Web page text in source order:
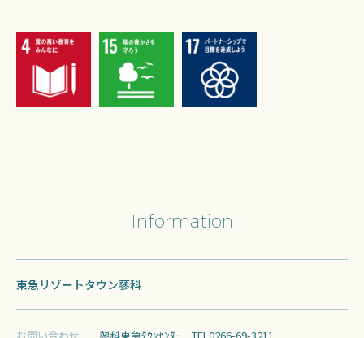
Information
東急リゾートタウン蓼科